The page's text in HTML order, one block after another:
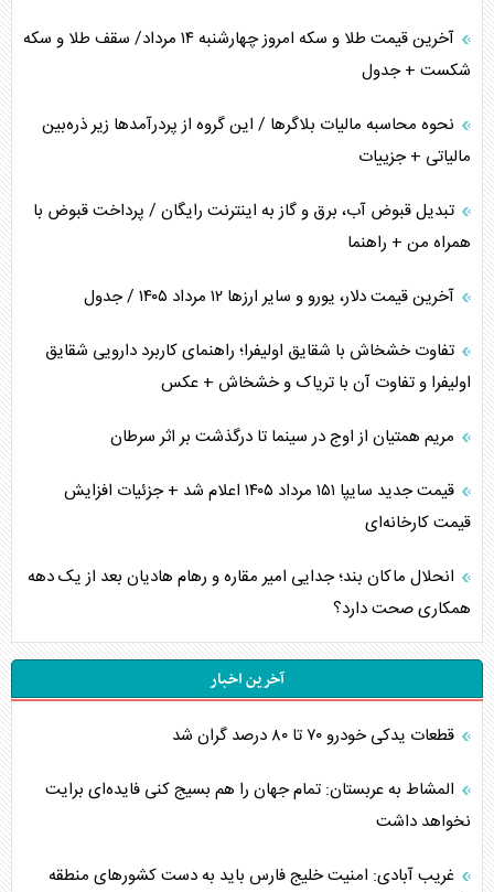
آخرین قیمت طلا و سکه امروز چهارشنبه ۱۴ مرداد/ سقف طلا و سکه
شکست + جدول
نحوه محاسبه مالیات بلاگر‌ها / این گروه از پردرآمد‌ها زیر ذره‌بین
مالیاتی + جزییات
تبدیل قبوض آب، برق و گاز به اینترنت رایگان / پرداخت قبوض با
همراه من + راهنما
آخرین قیمت دلار، یورو و سایر ارز‌ها ۱۲ مرداد ۱۴۰۵ / جدول
تفاوت خشخاش با شقایق اولیفرا؛ راهنمای کاربرد دارویی شقایق
اولیفرا و تفاوت آن با تریاک و خشخاش + عکس
مریم همتیان از اوج در سینما تا درگذشت بر اثر سرطان
قیمت جدید سایپا ۱۵۱ مرداد ۱۴۰۵ اعلام شد + جزئیات افزایش
قیمت کارخانه‌ای
انحلال ماکان بند؛ جدایی امیر مقاره و رهام هادیان بعد از یک دهه
همکاری صحت دارد؟
آخرین اخبار
قطعات یدکی خودرو ۷۰ تا ۸۰ درصد گران شد
المشاط به عربستان: تمام جهان را هم بسیج کنی فایده‌ای برایت
نخواهد داشت
غریب آبادی: امنیت خلیج فارس باید به دست کشورهای منطقه